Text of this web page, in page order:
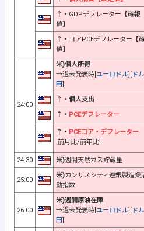
↑・ GDPデフレーター【確報
値】
↑・ コアPCEデフレーター【
値】
24:00
米)個人所得
→過去発表時[ ユーロドル
ドル
円
↑・個人支出
↑・ PCEデフレーター
↑・ PCEコア・デフレーター
[前月比/前年比]
24:30
米)週間天然ガス貯蔵量
25:00
米)カンザスシティ連銀製造業
動指数
26:00
米)週間原油在庫
→過去発表時[ ユーロドル
ドル
円